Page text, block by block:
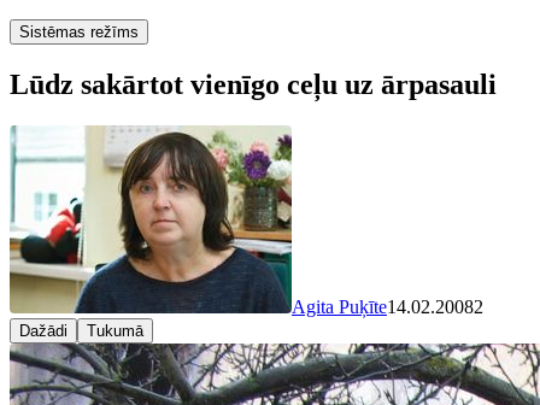
Sistēmas režīms
Lūdz sakārtot vienīgo ceļu uz ārpasauli
Agita Puķīte14.02.20082
Dažādi Tukumā